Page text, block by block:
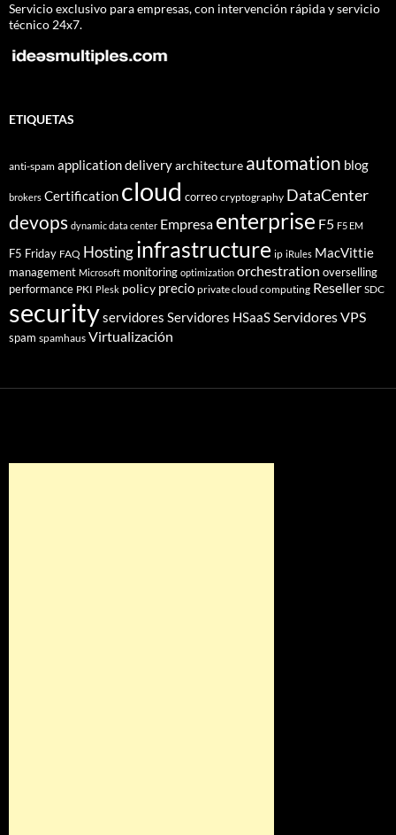
Servicio exclusivo para empresas, con intervención rápida y servicio
técnico 24x7.
ETIQUETAS
anti-spam application deliveryarchitecture automation blog
brokers Certification cloud correo cryptography DataCenter
devops dynamic data center Empresa enterprise F5 F5 EM
F5 Friday FAQ Hostinginfrastructure ip iRules MacVittie
management Microsoft monitoring optimization orchestration overselling
performance PKI Plesk policy precio private cloud computing Reseller SDC
securityservidores Servidores HSaaSServidores VPS
spam spamhaus Virtualización